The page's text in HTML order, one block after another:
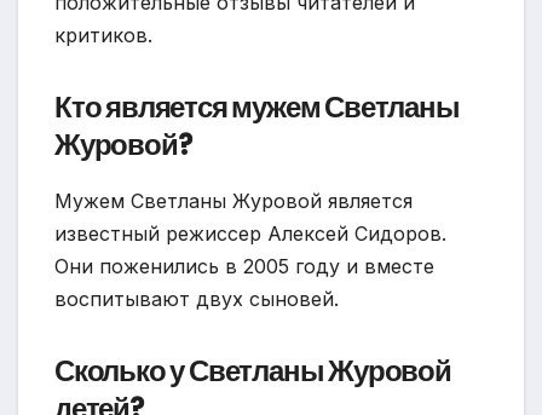
критиков.
Кто является мужем Светланы
Журовой?
Мужем Светланы Журовой является
известный режиссер Алексей Сидоров.
Они поженились в 2005 году и вместе
воспитывают двух сыновей.
Сколько у Светланы Журовой